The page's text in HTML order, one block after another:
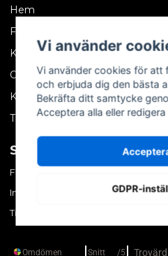
Hem
Företagskund
Kontakta oss
Om oss
Köpvillkor
Tips & trix
SOCIALA MEDIER
Facebook
Instagram
TikTok
Vi använder
Vi använder cookies för att
och erbjuda dig den bästa
Bekräfta ditt samtycke
Acceptera alla eller
GDPR-